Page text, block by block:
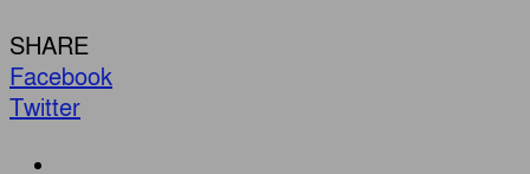
SHARE
Facebook
Twitter